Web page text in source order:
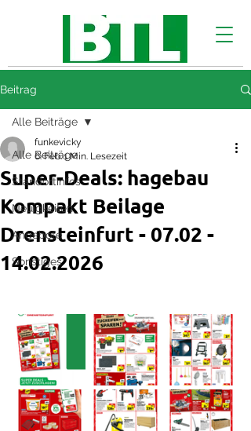
Beitrag
Alle Beiträge
Standortinfos
Neuigkeiten
Angebote
Sonstiges
Alle Beiträge
Super-Deals: hagebau
Kompakt Beilage
Drensteinfurt - 07.02 -
14.02.2026
funkevicky
6. Feb.1 Min. Lesezeit